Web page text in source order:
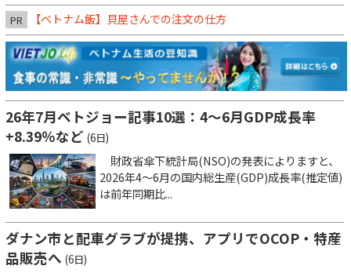
PR 【ベトナム飯】貝屋さんでの注文の仕方
26年7月ベトジョー記事10選：4～6月GDP成長率
+8.39％など (6日)
財政省傘下統計局(NSO)の発表によりますと、
2026年4～6月の国内総生産(GDP)成長率(推定値)
は前年同期比...
ダナン市と配車グラブが提携、アプリでOCOP・特産
品販売へ (6日)